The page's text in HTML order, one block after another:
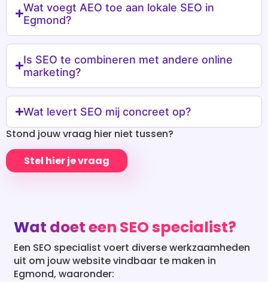
Wat voegt AEO toe aan lokale SEO in
Egmond?
Is SEO te combineren met andere online
marketing?
Wat levert SEO mij concreet op?
Stond jouw vraag hier niet tussen?
Stel hier je vraag
Wat doet een SEO specialist?
Een SEO specialist voert diverse werkzaamheden
uit om jouw website vindbaar te maken in
Egmond, waaronder: